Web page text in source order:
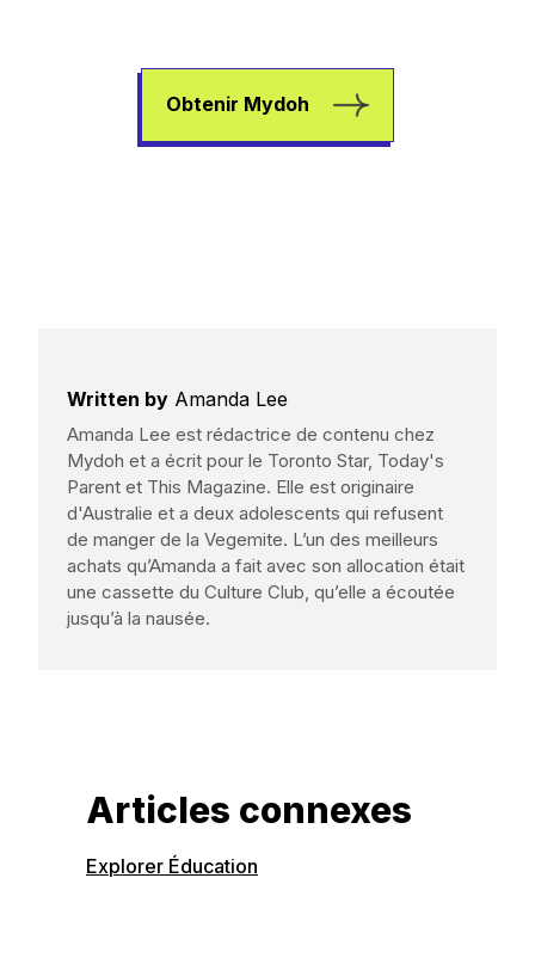
Obtenir Mydoh
Written by Amanda Lee
Amanda Lee est rédactrice de contenu chez
Mydoh et a écrit pour le Toronto Star, Today's
Parent et This Magazine. Elle est originaire
d'Australie et a deux adolescents qui refusent
de manger de la Vegemite. L’un des meilleurs
achats qu’Amanda a fait avec son allocation était
une cassette du Culture Club, qu’elle a écoutée
jusqu’à la nausée.
Articles connexes
Explorer Éducation